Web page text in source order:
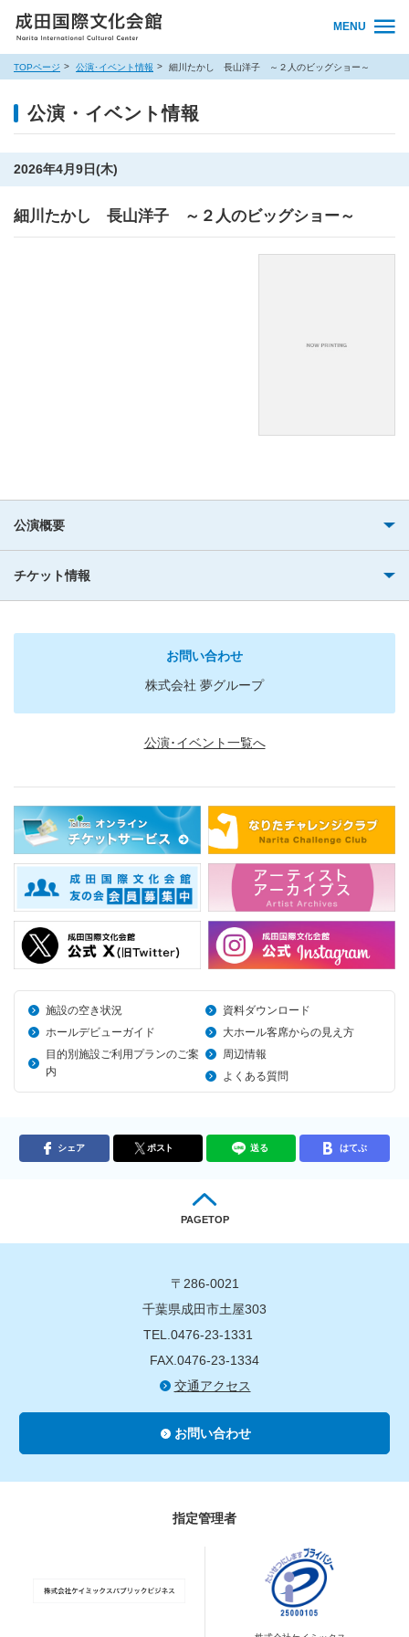
MENU
TOPページ 公演･イベント情報 細川たかし 長山洋子 ～２人のビッグショー～
公演・イベント情報
2026年4月9日(木)
細川たかし 長山洋子 ～２人のビッグショー～
公演概要
チケット情報
お問い合わせ
株式会社 夢グループ
公演･イベント一覧へ
施設の空き状況
資料ダウンロード
ホールデビューガイド
大ホール客席からの見え方
目的別施設ご利用プランのご案
内
周辺情報
よくある質問
シェア ポスト 送る はてぶ
PAGETOP
〒286-0021
千葉県成田市土屋303
TEL.0476-23-1331
FAX.0476-23-1334
交通アクセス
お問い合わせ
指定管理者